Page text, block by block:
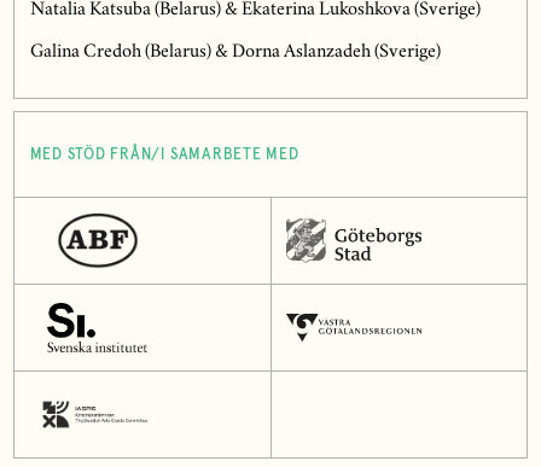
Natalia Katsuba (Belarus) & Ekaterina Lukoshkova (Sverige)
Galina Credoh (Belarus) & Dorna Aslanzadeh (Sverige)
MED STÖD FRÅN/I SAMARBETE MED